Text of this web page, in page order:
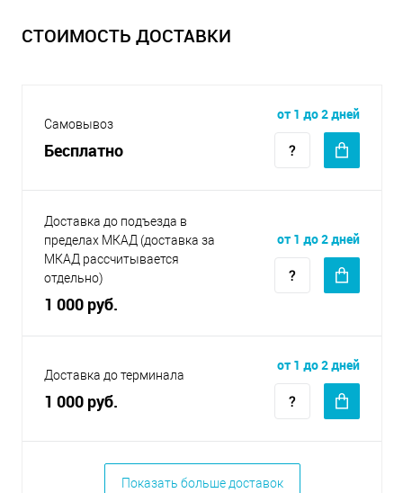
СТОИМОСТЬ ДОСТАВКИ
Самовывоз
Бесплатно
от 1 до 2 дней
Доставка до подъезда в
пределах МКАД (доставка за
МКАД рассчитывается
отдельно)
1 000 руб.
от 1 до 2 дней
Доставка до терминала
1 000 руб.
от 1 до 2 дней
Показать больше доставок